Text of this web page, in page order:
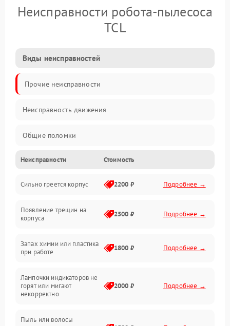
Неисправности робота-пылесоса
TCL
Виды неисправностей
Прочие неисправности
Неисправность движения
Общие поломки
Неисправность датчиков
Неисправность программного обеспечения
Проблемы с сигналом
Батарея
Неисправности Стоимость
Сильно греется корпус 2200 ₽ Подробнее →
Появление трещин на
корпуса
2500 ₽ Подробнее →
Запах химии или пластика
при работе
1800 ₽ Подробнее →
Лампочки индикаторов не
горят или мигают
некорректно
2000 ₽ Подробнее →
Пыль или волосы